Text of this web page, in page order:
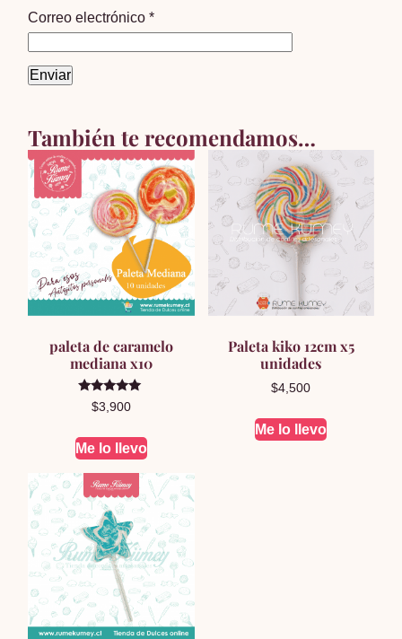
Correo electrónico*
También te recomendamos…
paleta de caramelo
mediana x10
Valorado en
5.00
$3,900
Me lo llevo
Paleta kiko 12cm x5
unidades
$4,500
Me lo llevo